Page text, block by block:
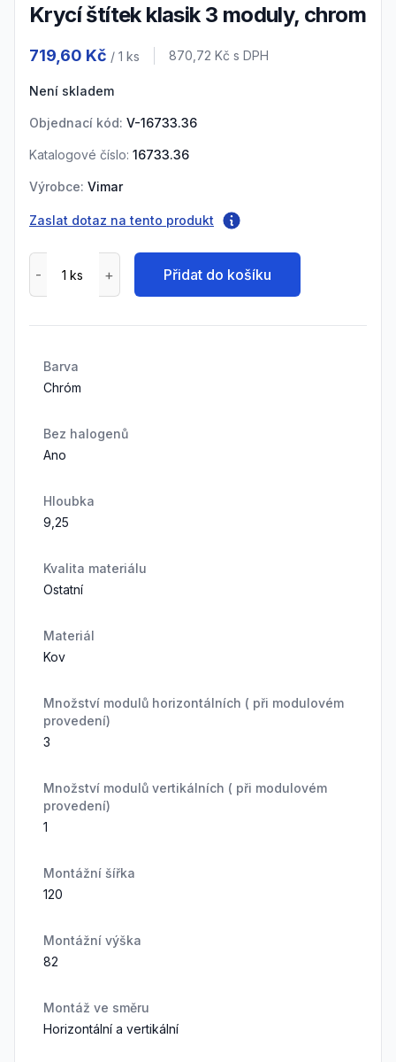
Krycí štítek klasik 3 moduly, chrom
719,60 Kč / 1 ks Cena s DPH
870,72 Kč s DPH
Není skladem
Objednací kód: V-16733.36
Katalogové číslo: 16733.36
Výrobce: Vimar
Zaslat dotaz na tento produkt
Přidat do košíku
Barva
Chróm
Bez halogenů
Ano
Hloubka
9,25
Kvalita materiálu
Ostatní
Materiál
Kov
Množství modulů horizontálních ( při modulovém
provedení)
3
Množství modulů vertikálních ( při modulovém
provedení)
1
Montážní šířka
120
Montážní výška
82
Montáž ve směru
Horizontální a vertikální